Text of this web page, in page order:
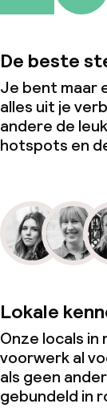
De beste
Je bent maar
alles uit je
andere de
hotspots en
Lokale
Onze locals
voorwerk al
als geen
gebundeld in